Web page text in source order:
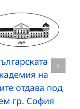
на
отдава под
гр. София